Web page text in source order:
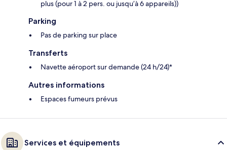
plus (pour 1 à 2 pers. ou jusqu’à 6 appareils))
Parking
Pas de parking sur place
Transferts
Navette aéroport sur demande (24 h/24)*
Autres informations
Espaces fumeurs prévus
Services et équipements